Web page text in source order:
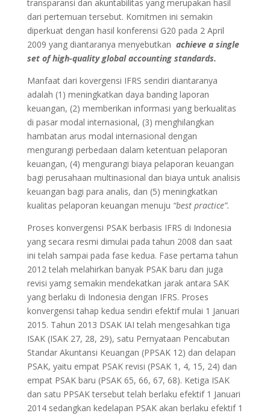
transparansi dan akuntabilitas yang merupakan hasil
dari pertemuan tersebut. Komitmen ini semakin
diperkuat dengan hasil konferensi G20 pada 2 April
2009 yang diantaranya menyebutkan achieve a single
set of high-quality global accounting standards.
Manfaat dari kovergensi IFRS sendiri diantaranya
adalah (1) meningkatkan daya banding laporan
keuangan, (2) memberikan informasi yang berkualitas
di pasar modal internasional, (3) menghilangkan
hambatan arus modal internasional dengan
mengurangi perbedaan dalam ketentuan pelaporan
keuangan, (4) mengurangi biaya pelaporan keuangan
bagi perusahaan multinasional dan biaya untuk analisis
keuangan bagi para analis, dan (5) meningkatkan
kualitas pelaporan keuangan menuju “best practice”.
Proses konvergensi PSAK berbasis IFRS di Indonesia
yang secara resmi dimulai pada tahun 2008 dan saat
ini telah sampai pada fase kedua. Fase pertama tahun
2012 telah melahirkan banyak PSAK baru dan juga
revisi yamg semakin mendekatkan jarak antara SAK
yang berlaku di Indonesia dengan IFRS. Proses
konvergensi tahap kedua sendiri efektif mulai 1 Januari
2015. Tahun 2013 DSAK IAI telah mengesahkan tiga
ISAK (ISAK 27, 28, 29), satu Pernyataan Pencabutan
Standar Akuntansi Keuangan (PPSAK 12) dan delapan
PSAK, yaitu empat PSAK revisi (PSAK 1, 4, 15, 24) dan
empat PSAK baru (PSAK 65, 66, 67, 68). Ketiga ISAK
dan satu PPSAK tersebut telah berlaku efektif 1 Januari
2014 sedangkan kedelapan PSAK akan berlaku efektif 1